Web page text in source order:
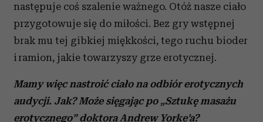
następuje coś szalenie ważnego. Otóż nasze ciało
przygotowuje się do miłości. Bez gry wstępnej
brak mu tej gibkiej miękkości, tego ruchu bioder
i ramion, jakie towarzyszy grze erotycznej.
Mamy więc nastroić ciało na odbiór erotycznych
audycji. Jak? Może sięgając po „Sztukę masażu
erotycznego” doktora Andrew Yorke’a?